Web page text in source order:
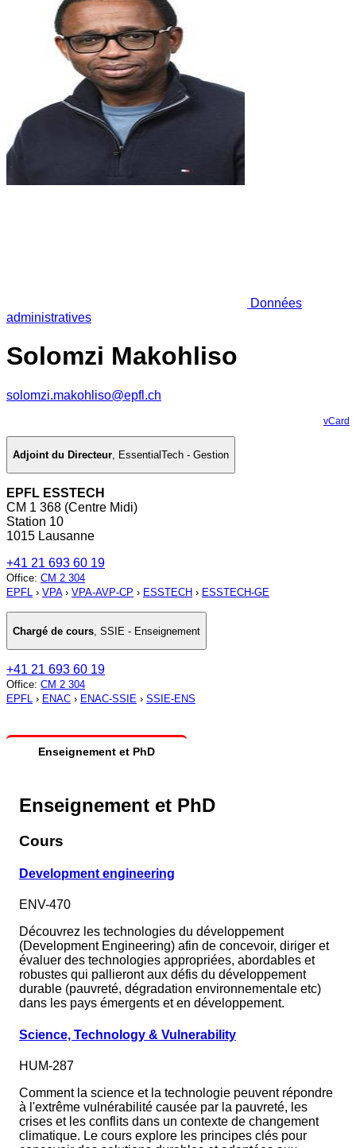
Données
administratives
Solomzi Makohliso
solomzi.makohliso@epfl.ch
vCard
Adjoint du Directeur, EssentialTech - Gestion
EPFL ESSTECH
CM 1 368 (Centre Midi)
Station 10
1015 Lausanne
+41 21 693 60 19
Office: CM 2 304
EPFL › VPA› VPA-AVP-CP › ESSTECH › ESSTECH-GE
Chargé de cours SSIE - Enseignement
+41 21 693 60 19
Office: CM 2 304
EPFL › ENAC › ENAC-SSIE › SSIE-ENS
Enseignement et PhD
Enseignement et PhD
Cours
Development engineering
ENV-470
Découvrez les technologies du développement
(Development Engineering) afin de concevoir, diriger et
évaluer des technologies appropriées, abordables et
robustes qui pallieront aux défis du développement
durable (pauvreté, dégradation environnementale etc)
dans les pays émergents et en développement.
Science, Technology & Vulnerability
HUM-287
Comment la science et la technologie peuvent répondre
à l'extrême vulnérabilité causée par la pauvreté, les
crises et les conflits dans un contexte de changement
climatique. Le cours explore les principes clés pour